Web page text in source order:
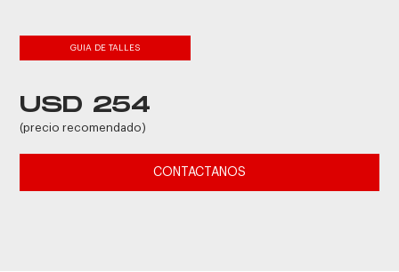
GUIA DE TALLES
USD 254
(precio recomendado)
CONTACTANOS